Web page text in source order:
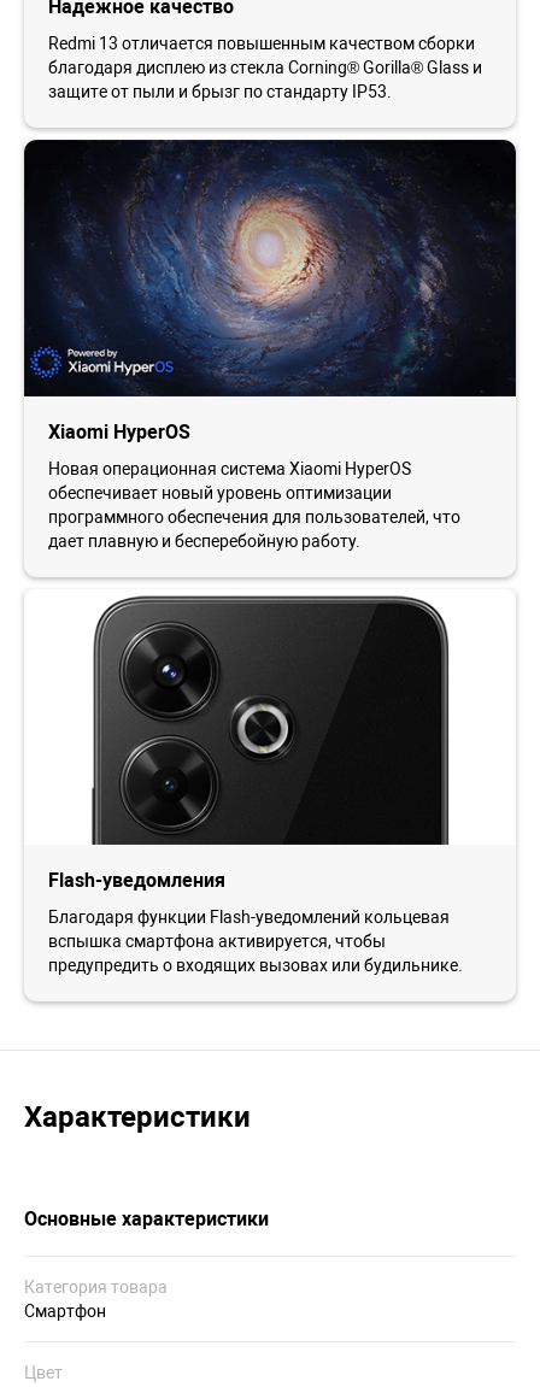
Надежное качество
Redmi 13 отличается повышенным качеством сборки
благодаря дисплею из стекла Corning® Gorilla® Glass и
защите от пыли и брызг по стандарту IP53.
Xiaomi HyperOS
Новая операционная система Xiaomi HyperOS
обеспечивает новый уровень оптимизации
программного обеспечения для пользователей, что
дает плавную и бесперебойную работу.
Flash-уведомления
Благодаря функции Flash-уведомлений кольцевая
вспышка смартфона активируется, чтобы
предупредить о входящих вызовах или будильнике.
Характеристики
Основные характеристики
Категория товара
Смартфон
Цвет